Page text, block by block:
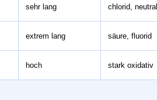
sehr lang chlorid, neutral
extrem lang säure, fluorid
hoch stark oxidativ